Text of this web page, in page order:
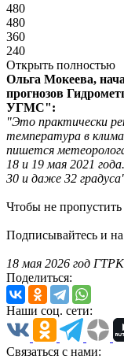
480
480
360
240
Открыть полностью
Ольга Мокеева,
прогнозов
УГМС":
"Это практически
температура в
пишется
18 и 19 мая 2021
30 и даже 32
Чтобы не
Подписывайтесь и
18 мая 2026 год
Поделиться:
Наши соц. сети:
Связаться с нами: